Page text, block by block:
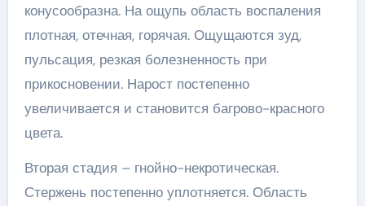
конусообразна. На ощупь область воспаления
плотная, отечная, горячая. Ощущаются зуд,
пульсация, резкая болезненность при
прикосновении. Нарост постепенно
увеличивается и становится багрово-красного
цвета.
Вторая стадия – гнойно-некротическая.
Стержень постепенно уплотняется. Область